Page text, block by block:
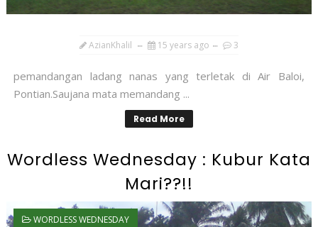
AzianKhalil 15 years ago 3
pemandangan ladang nanas yang terletak di Air Baloi,
Pontian.Saujana mata memandang ...
Read More
Wordless Wednesday : Kubur Kata
Mari??!!
WORDLESS WEDNESDAY